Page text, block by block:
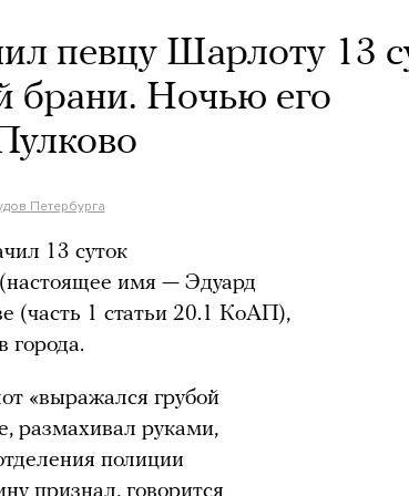
певцу Шарлоту 13
брани. Ночью его
Петербурга
13 суток
имя — Эдуард
(часть 1 статьи 20.1 КоАП),
города.
«выражался грубой
размахивал руками,
полиции
признал, говорится